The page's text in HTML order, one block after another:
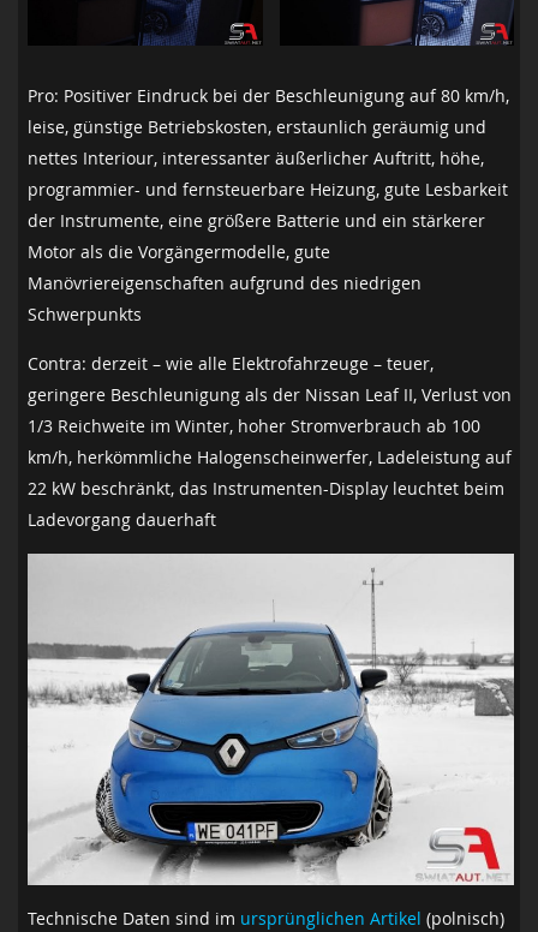
Pro: Positiver Eindruck bei der Beschleunigung auf 80 km/h,
leise, günstige Betriebskosten, erstaunlich geräumig und
nettes Interiour, interessanter äußerlicher Auftritt, höhe,
programmier- und fernsteuerbare Heizung, gute Lesbarkeit
der Instrumente, eine größere Batterie und ein stärkerer
Motor als die Vorgängermodelle, gute
Manövriereigenschaften aufgrund des niedrigen
Schwerpunkts
Contra: derzeit – wie alle Elektrofahrzeuge – teuer,
geringere Beschleunigung als der Nissan Leaf II, Verlust von
1/3 Reichweite im Winter, hoher Stromverbrauch ab 100
km/h, herkömmliche Halogenscheinwerfer, Ladeleistung auf
22 kW beschränkt, das Instrumenten-Display leuchtet beim
Ladevorgang dauerhaft
Technische Daten sind im ursprünglichen Artikel (polnisch)